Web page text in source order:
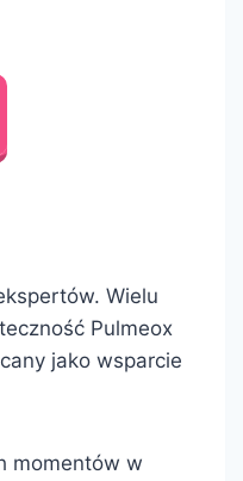
Wielu
Pulmeox
jako wsparcie
momentów w